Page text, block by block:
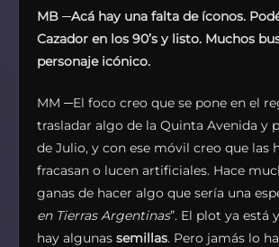
MB ─Acá hay una falta de íconos.
Cazador en los 90’s y listo. Muchos
personaje icónico.
MM ─El foco creo que se pone en el
trasladar algo de la Quinta Avenida y
de Julio, y con ese móvil creo que las
fracasan o lucen artificiales. Hace
ganas de hacer algo que sería una
en Tierras Argentinas”. El plot ya está
hay algunas semillas. Pero jamás lo